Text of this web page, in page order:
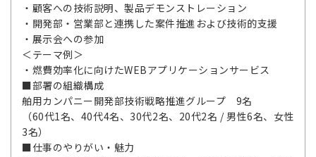
・顧客への技術説明、製品デモンストレーション
・開発部・営業部と連携した案件推進および技術的支援
・展示会への参加
＜テーマ例＞
・燃費効率化に向けたWEBアプリケーションサービス
■部署の組織構成
舶用カンパニー開発部技術戦略推進グループ 9名
（60代1名、40代4名、30代2名、20代2名 / 男性6名、女性
3名）
■仕事のやりがい・魅力